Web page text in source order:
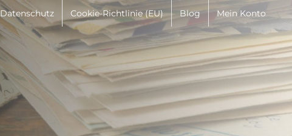
Datenschutz Cookie-Richtlinie (EU) Blog Mein Konto